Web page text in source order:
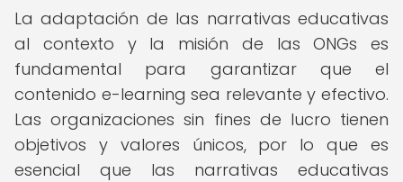
La adaptación de las narrativas educativas
al contexto y la misión de las ONGs es
fundamental para garantizar que el
contenido e-learning sea relevante y efectivo.
Las organizaciones sin fines de lucro tienen
objetivos y valores únicos, por lo que es
esencial que las narrativas educativas